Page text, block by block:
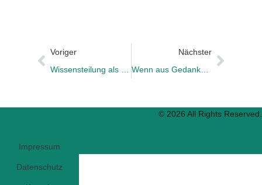
Voriger
Wissensteilung als Mehrwert
Nächster
Wenn aus Gedankenlosigkeit Respektlosigkeit wird
© 2026 All Rights Reserved.
Impressum
Datenschutz